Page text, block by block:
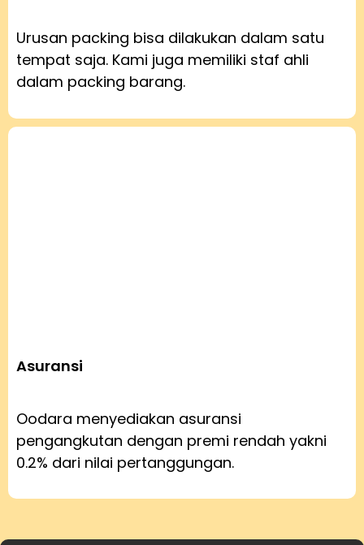
Urusan packing bisa dilakukan dalam satu
tempat saja. Kami juga memiliki staf ahli
dalam packing barang.
Asuransi
Oodara menyediakan asuransi
pengangkutan dengan premi rendah yakni
0.2% dari nilai pertanggungan.